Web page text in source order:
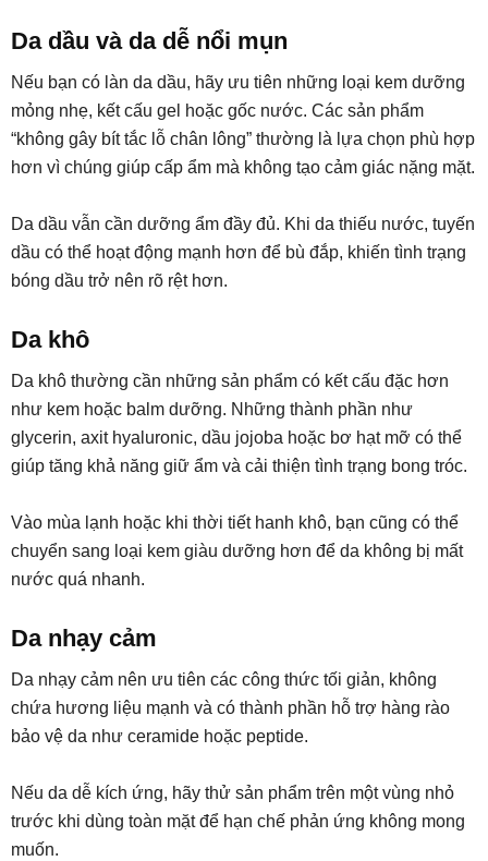
Da dầu và da dễ nổi mụn
Nếu bạn có làn da dầu, hãy ưu tiên những loại kem dưỡng
mỏng nhẹ, kết cấu gel hoặc gốc nước. Các sản phẩm
“không gây bít tắc lỗ chân lông” thường là lựa chọn phù hợp
hơn vì chúng giúp cấp ẩm mà không tạo cảm giác nặng mặt.
Da dầu vẫn cần dưỡng ẩm đầy đủ. Khi da thiếu nước, tuyến
dầu có thể hoạt động mạnh hơn để bù đắp, khiến tình trạng
bóng dầu trở nên rõ rệt hơn.
Da khô
Da khô thường cần những sản phẩm có kết cấu đặc hơn
như kem hoặc balm dưỡng. Những thành phần như
glycerin, axit hyaluronic, dầu jojoba hoặc bơ hạt mỡ có thể
giúp tăng khả năng giữ ẩm và cải thiện tình trạng bong tróc.
Vào mùa lạnh hoặc khi thời tiết hanh khô, bạn cũng có thể
chuyển sang loại kem giàu dưỡng hơn để da không bị mất
nước quá nhanh.
Da nhạy cảm
Da nhạy cảm nên ưu tiên các công thức tối giản, không
chứa hương liệu mạnh và có thành phần hỗ trợ hàng rào
bảo vệ da như ceramide hoặc peptide.
Nếu da dễ kích ứng, hãy thử sản phẩm trên một vùng nhỏ
trước khi dùng toàn mặt để hạn chế phản ứng không mong
muốn.